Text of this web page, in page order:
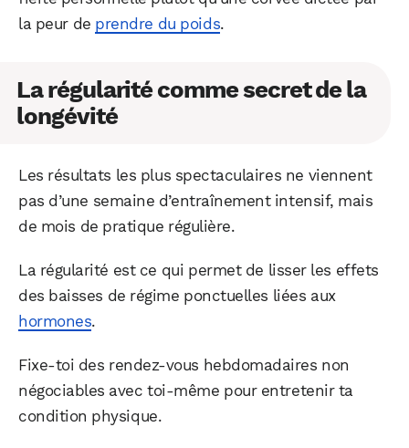
la peur de prendre du poids.
La régularité comme secret de la
longévité
Les résultats les plus spectaculaires ne viennent
pas d’une semaine d’entraînement intensif, mais
de mois de pratique régulière.
La régularité est ce qui permet de lisser les effets
des baisses de régime ponctuelles liées aux
hormones.
Fixe-toi des rendez-vous hebdomadaires non
négociables avec toi-même pour entretenir ta
condition physique.